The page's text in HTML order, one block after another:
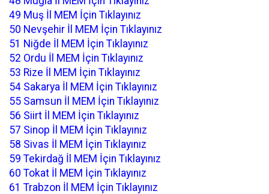
49 Muş İl MEM İçin Tıklayınız
50 Nevşehir İl MEM İçin Tıklayınız
51 Niğde İl MEM İçin Tıklayınız
52 Ordu İl MEM İçin Tıklayınız
53 Rize İl MEM İçin Tıklayınız
54 Sakarya İl MEM İçin Tıklayınız
55 Samsun İl MEM İçin Tıklayınız
56 Siirt İl MEM İçin Tıklayınız
57 Sinop İl MEM İçin Tıklayınız
58 Sivas İl MEM İçin Tıklayınız
59 Tekirdağ İl MEM İçin Tıklayınız
60 Tokat İl MEM İçin Tıklayınız
61 Trabzon İl MEM İçin Tıklayınız